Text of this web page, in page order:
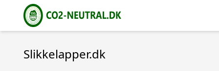
Slikkelapper.dk